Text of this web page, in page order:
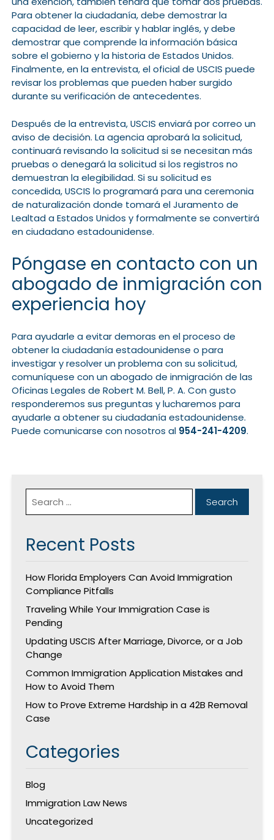
Para obtener la ciudadanía, debe demostrar la
capacidad de leer, escribir y hablar inglés, y debe
demostrar que comprende la información básica
sobre el gobierno y la historia de Estados Unidos.
Finalmente, en la entrevista, el oficial de USCIS puede
revisar los problemas que pueden haber surgido
durante su verificación de antecedentes.
Después de la entrevista, USCIS enviará por correo un
aviso de decisión. La agencia aprobará la solicitud,
continuará revisando la solicitud si se necesitan más
pruebas o denegará la solicitud si los registros no
demuestran la elegibilidad. Si su solicitud es
concedida, USCIS lo programará para una ceremonia
de naturalización donde tomará el Juramento de
Lealtad a Estados Unidos y formalmente se convertirá
en ciudadano estadounidense.
Póngase en contacto con un
abogado de inmigración con
experiencia hoy
Para ayudarle a evitar demoras en el proceso de
obtener la ciudadanía estadounidense o para
investigar y resolver un problema con su solicitud,
comuníquese con un abogado de inmigración de las
Oficinas Legales de Robert M. Bell, P. A. Con gusto
responderemos sus preguntas y lucharemos para
ayudarle a obtener su ciudadanía estadounidense.
Puede comunicarse con nosotros al 954-241-4209.
Recent Posts
How Florida Employers Can Avoid Immigration
Compliance Pitfalls
Traveling While Your Immigration Case is
Pending
Updating USCIS After Marriage, Divorce, or a Job
Change
Common Immigration Application Mistakes and
How to Avoid Them
How to Prove Extreme Hardship in a 42B Removal
Case
Categories
Blog
Immigration Law News
Uncategorized